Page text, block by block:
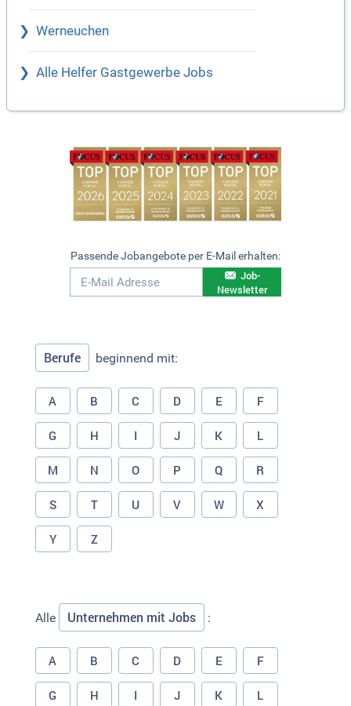
Werneuchen
Alle Helfer Gastgewerbe Jobs
Passende Jobangebote per E-Mail erhalten:
Job-
Newsletter
Berufe beginnend mit:
A B C D E F
G H I J K L
M N O P Q R
S T U V W X
Y Z
Alle Unternehmen mit Jobs :
A B C D E F
G H I J K L